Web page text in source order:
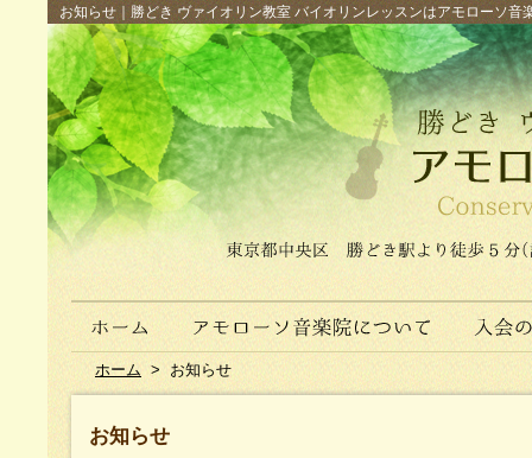
お知らせ｜勝どき ヴァイオリン教室 バイオリンレッスンはアモローソ
ホーム > お知らせ
お知らせ